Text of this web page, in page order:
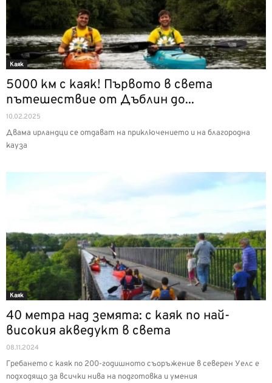
Каяк
5000 км с каяк! Първото в света
пътешествие от Дъблин до...
10.02.2025
Двама ирландци се отдават на приключението и на благородна
кауза
Каяк
40 метра над земята: с каяк по най-
високия акведукт в света
08.11.2024
Гребането с каяк по 200-годишното съоръжение в северен Уелс е
подходящо за всички нива на подготовка и умения